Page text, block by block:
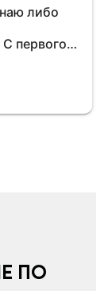
либо
первого
за
сразу
ПО